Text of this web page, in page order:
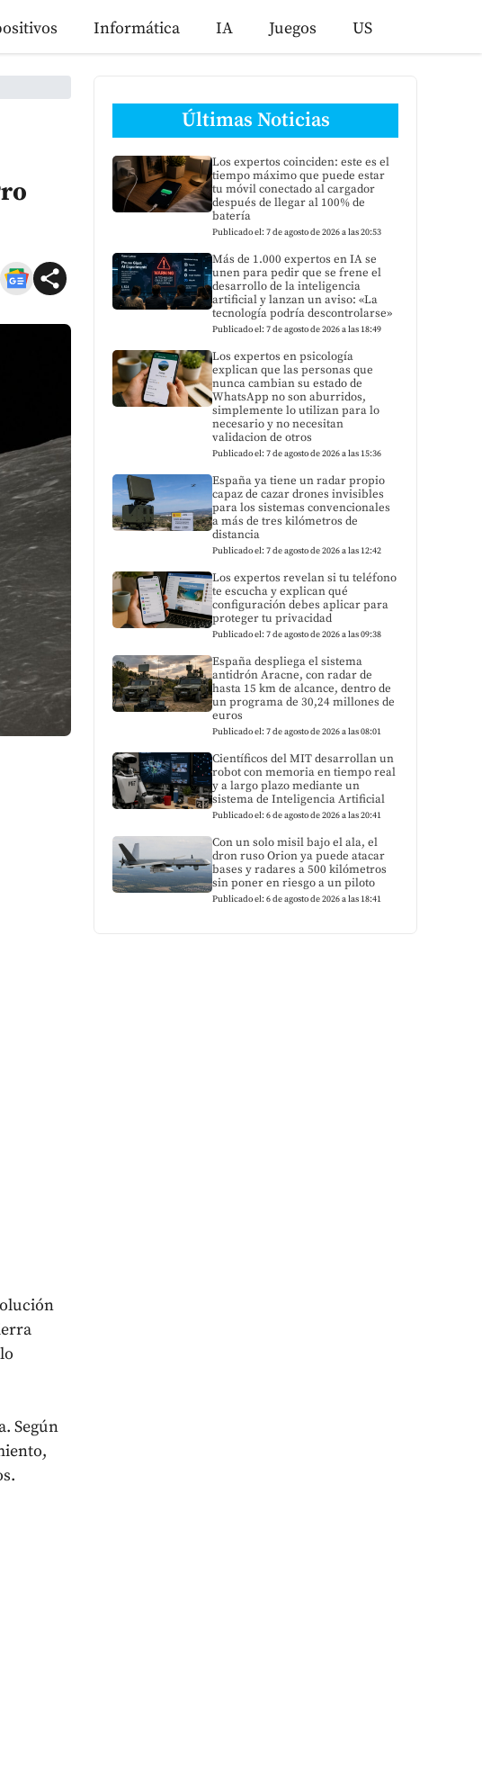
Informática IA Juegos US
Según
Últimas Noticias
Los expertos coinciden: este es el
tiempo máximo que puede estar
tu móvil conectado al cargador
después de llegar al 100% de
batería
Publicado el: 7 de agosto de 2026 a las 20:53
Más de 1.000 expertos en IA se
unen para pedir que se frene el
desarrollo de la inteligencia
artificial y lanzan un aviso: «La
tecnología podría descontrolarse»
Publicado el: 7 de agosto de 2026 a las 18:49
Los expertos en psicología
explican que las personas que
nunca cambian su estado de
WhatsApp no son aburridos,
simplemente lo utilizan para lo
necesario y no necesitan
validacion de otros
Publicado el: 7 de agosto de 2026 a las 15:36
España ya tiene un radar propio
capaz de cazar drones invisibles
para los sistemas convencionales
a más de tres kilómetros de
distancia
Publicado el: 7 de agosto de 2026 a las 12:42
Los expertos revelan si tu teléfono
te escucha y explican qué
configuración debes aplicar para
proteger tu privacidad
Publicado el: 7 de agosto de 2026 a las 09:38
España despliega el sistema
antidrón Aracne, con radar de
hasta 15 km de alcance, dentro de
un programa de 30,24 millones de
euros
Publicado el: 7 de agosto de 2026 a las 08:01
Científicos del MIT desarrollan un
robot con memoria en tiempo real
y a largo plazo mediante un
sistema de Inteligencia Artificial
Publicado el: 6 de agosto de 2026 a las 20:41
Con un solo misil bajo el ala, el
dron ruso Orion ya puede atacar
bases y radares a 500 kilómetros
sin poner en riesgo a un piloto
Publicado el: 6 de agosto de 2026 a las 18:41